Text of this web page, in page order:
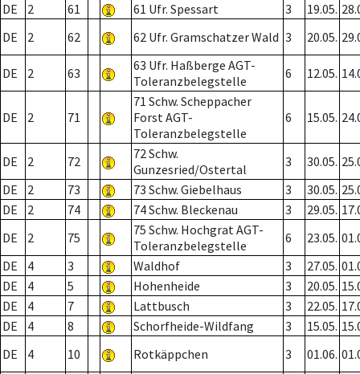
DE 2 61 61 Ufr. Spessart 3 19.05.
DE
2 62 62 Ufr. Gramschatzer Wald 3 20.05.
DE 2 63
63 Ufr. Haßberge AGT-
Toleranzbelegstelle
6 12.05.
DE 2 71
71 Schw. Scheppacher
Forst AGT-
Toleranzbelegstelle
6 15.05.
DE 2 72
72 Schw.
Gunzesried/Ostertal
3 30.05.
DE
2 73 73 Schw. Giebelhaus 3 30.05.
DE
2 74 74 Schw. Bleckenau 3 29.05.
DE
2 75
75 Schw. Hochgrat AGT-
Toleranzbelegstelle
6 23.05.
DE
4 3 Waldhof 3 27.05.
DE
4 5 Hohenheide 3 20.05.
DE
4 7 Lattbusch 3 22.05.
DE
4 8 Schorfheide-Wildfang 3 15.05.
DE
4 10 Rotkäppchen 3 01.06.